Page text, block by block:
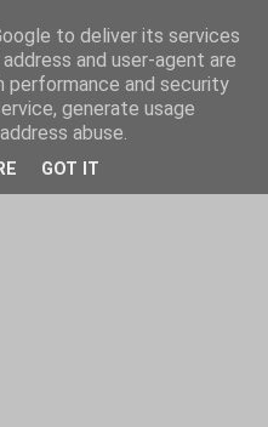
to deliver its services
and user-agent are
performance and security
generate usage
abuse.
GOT IT